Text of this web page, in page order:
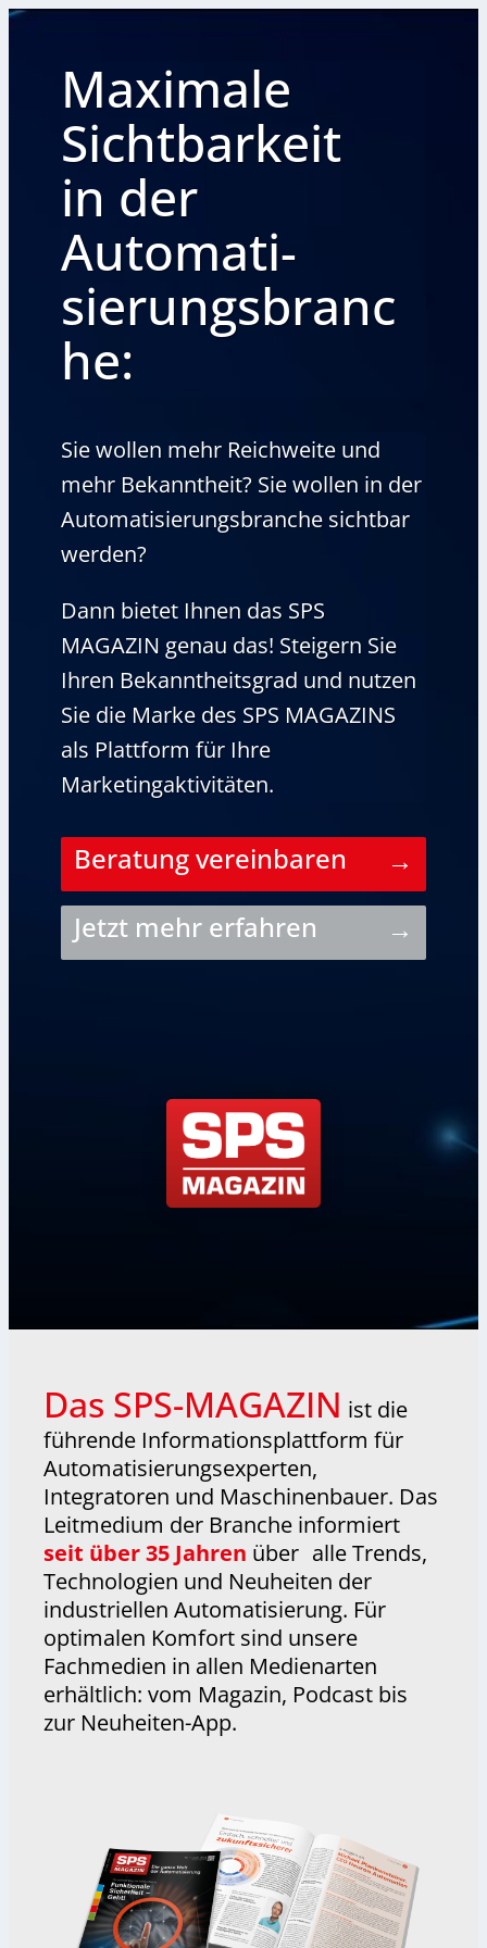
Maximale
Sichtbarkeit
in der
Automati-
sierungsbranc
he:
Sie wollen mehr Reichweite und
mehr Bekanntheit? Sie wollen in der
Automatisierungsbranche sichtbar
werden?
Dann bietet Ihnen das SPS
MAGAZIN genau das! Steigern Sie
Ihren Bekanntheitsgrad und nutzen
Sie die Marke des SPS MAGAZINS
als Plattform für Ihre
Marketingaktivitäten.
Beratung vereinbaren
Jetzt mehr erfahren
Das SPS-MAGAZIN ist die
führende Informationsplattform für
Automatisierungsexperten,
Integratoren und Maschinenbauer. Das
Leitmedium der Branche informiert
seit über 35 Jahren über alle Trends,
Technologien und Neuheiten der
industriellen Automatisierung. Für
optimalen Komfort sind unsere
Fachmedien in allen Medienarten
erhältlich: vom Magazin, Podcast bis
zur Neuheiten-App.